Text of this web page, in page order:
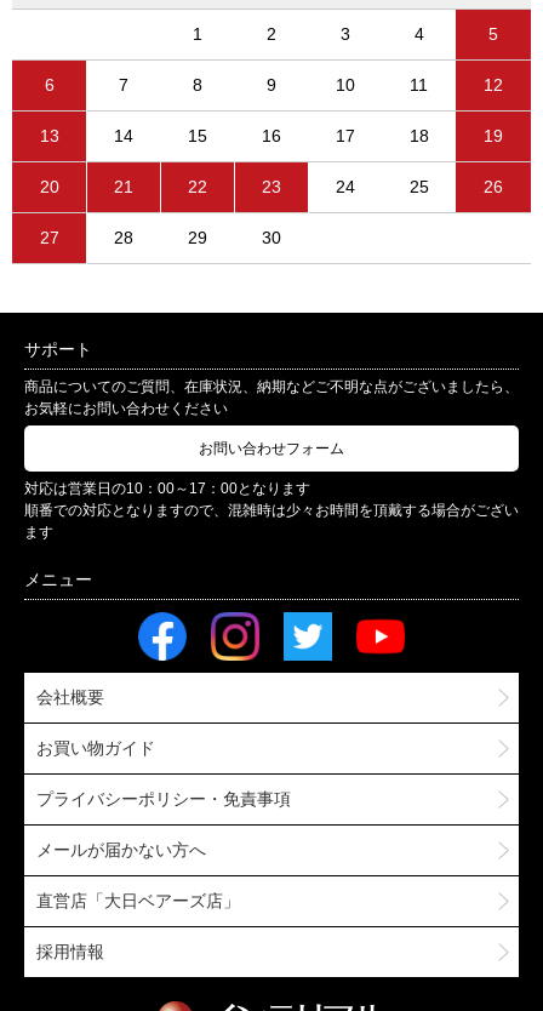
1 2 3 4 5
6 7 8 9 10 11 12
13 14 15 16 17 18 19
20 21 22 23 24 25 26
27 28 29 30
サポート
商品についてのご質問、在庫状況、納期などご不明な点がございましたら、
お気軽にお問い合わせください
お問い合わせフォーム
対応は営業日の10：00～17：00となります
順番での対応となりますので、混雑時は少々お時間を頂戴する場合がござい
ます
会社概要
お買い物ガイド
プライバシーポリシー・免責事項
メールが届かない方へ
直営店「大日ベアーズ店」
採用情報